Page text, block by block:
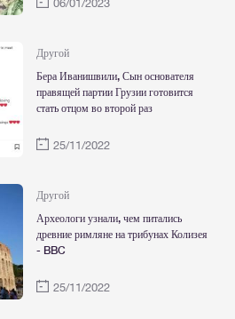
Другой
Бера Иванишвили, Сын основателя
правящей партии Грузии готовится
стать отцом во второй раз
25/11/2022
Другой
Археологи узнали, чем питались
древние римляне на трибунах Колизея
- BBC
25/11/2022